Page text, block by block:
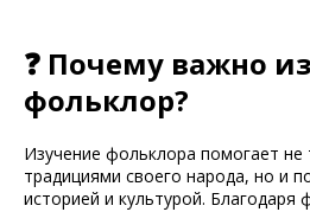
❓ Почему важно
фольклор?
Изучение фольклора помогает не
традициями своего народа, но и
историей и культурой. Благодаря